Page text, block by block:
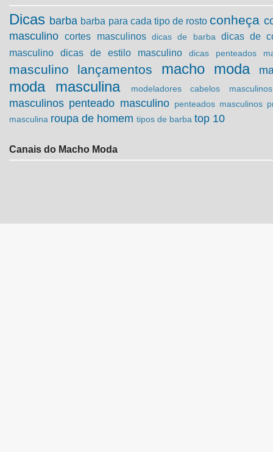
Dicas barba barba para cada tipo de rosto conheça
masculino cortes masculinos dicas de barba
dicas de
masculino
dicas de estilo masculino dicas penteados
masculino lançamentos macho moda
moda masculina modeladores cabelos masculinos
masculinos penteado masculino penteados masculinos
masculina roupa de homem tipos de barba top 10
Canais do Macho Moda